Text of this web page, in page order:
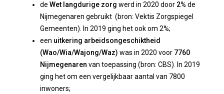
de Wet langdurige zorg werd in 2020 door 2% de
Nijmegenaren gebruikt (bron: Vektis Zorgspiegel
Gemeenten). In 2019 ging het ook om 2%;
een uitkering arbeidsongeschiktheid
(Wao/Wia/Wajong/Waz) was in 2020 voor 7760
Nijmegenaren van toepassing (bron: CBS). In 2019
ging het om een vergelijkbaar aantal van 7800
inwoners;